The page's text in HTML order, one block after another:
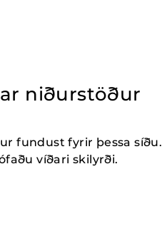
niðurstöður
fundust fyrir þessa síðu.
víðari skilyrði.